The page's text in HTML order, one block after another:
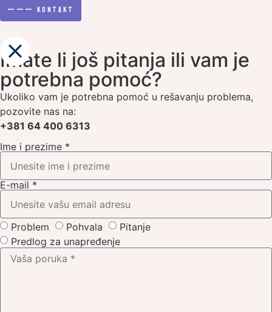
——— Kontakt
Imate li još pitanja ili vam je
potrebna pomoć?
Ukoliko vam je potrebna pomoć u rešavanju problema,
pozovite nas na:
+381 64 400 6313
Ime i prezime *
E-mail *
Problem Pohvala
Pitanje
Predlog za unapređenje